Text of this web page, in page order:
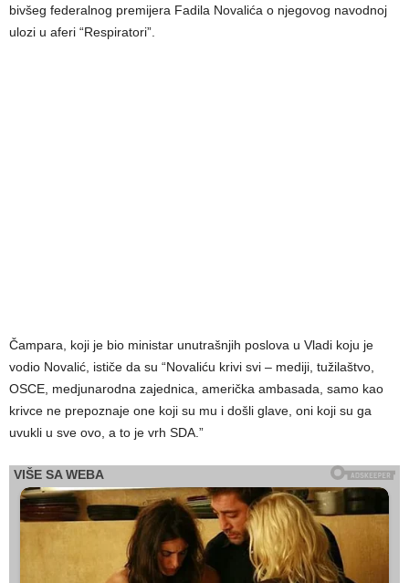
bivšeg federalnog premijera Fadila Novalića o njegovog navodnoj
ulozi u aferi “Respiratori”.
Čampara, koji je bio ministar unutrašnjih poslova u Vladi koju je
vodio Novalić, ističe da su “Novaliću krivi svi – mediji, tužilaštvo,
OSCE, medjunarodna zajednica, američka ambasada, samo kao
krivce ne prepoznaje one koji su mu i došli glave, oni koji su ga
uvukli u sve ovo, a to je vrh SDA.”